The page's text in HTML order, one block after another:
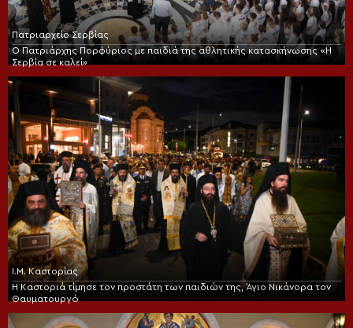
Πατριαρχείο Σερβίας
Ο Πατριάρχης Πορφύριος με παιδιά της αθλητικής κατασκήνωσης «Η
Σερβία σε καλεί»
Ι.Μ. Καστορίας
Η Καστοριά τίμησε τον προστάτη των παιδιών της, Άγιο Νικάνορα τον
Θαυματουργό